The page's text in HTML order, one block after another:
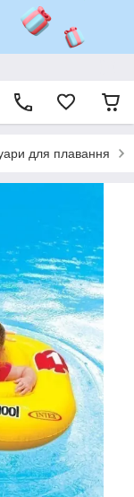
для плавання